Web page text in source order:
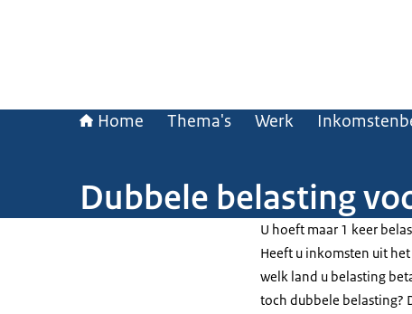
Home Thema's Werk
Dubbele belasting
U hoeft maar 1 keer
Heeft u inkomsten uit
welk land u belasting
toch dubbele belasting?